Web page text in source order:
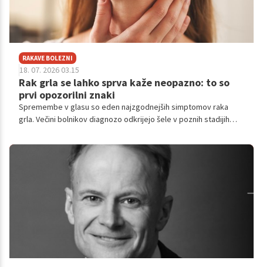
RAKAVE BOLEZNI
18. 07. 2026 03.15
Rak grla se lahko sprva kaže neopazno: to so
prvi opozorilni znaki
Spremembe v glasu so eden najzgodnejših simptomov raka
grla. Večini bolnikov diagnozo odkrijejo šele v poznih stadijih
močno opozorilo, da z njihovimi glasilkami nekaj ni v redu.